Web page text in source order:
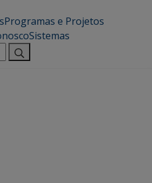
Programas e Projetos
Sistemas